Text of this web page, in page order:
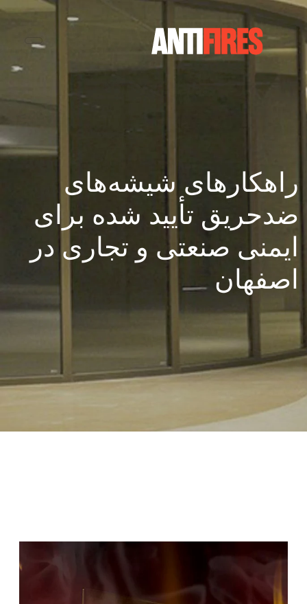
راهکارهای شیشه‌های
ضدحریق تأیید شده برای
ایمنی صنعتی و تجاری در
اصفهان